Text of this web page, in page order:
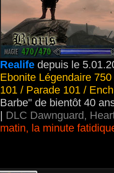
Realife depuis le
Ebonite Légendaire
101 / Parade 101 /
Barbe" de bientôt 40
| DLC Dawnguard,
matin, la minute